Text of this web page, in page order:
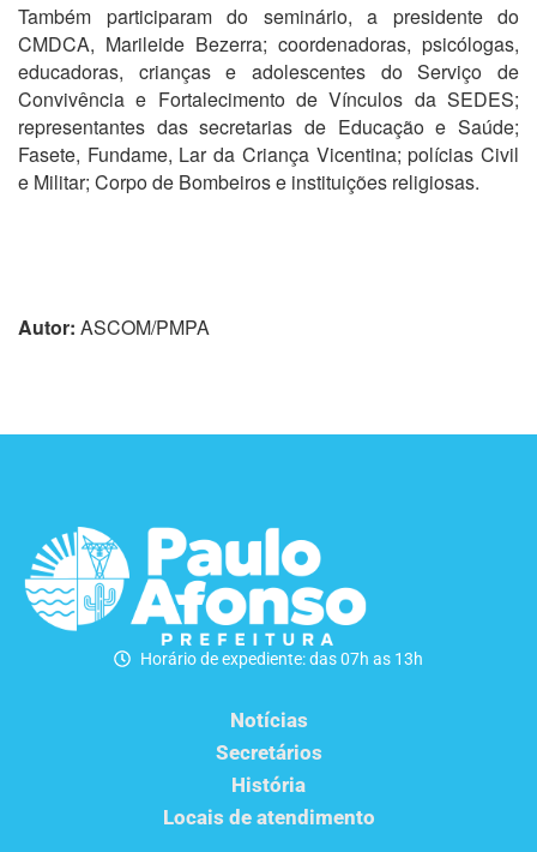
Também participaram do seminário, a presidente do
CMDCA, Marileide Bezerra; coordenadoras, psicólogas,
educadoras, crianças e adolescentes do Serviço de
Convivência e Fortalecimento de Vínculos da SEDES;
representantes das secretarias de Educação e Saúde;
Fasete, Fundame, Lar da Criança Vicentina; polícias Civil
e Militar; Corpo de Bombeiros e instituições religiosas.
Autor: ASCOM/PMPA
Horário de expediente: das 07h as 13h
Notícias
Secretários
História
Locais de atendimento